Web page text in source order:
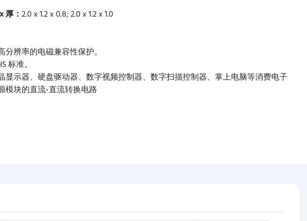
厚： 2.0 x 1.2 x 0.8; 2.0 x 1.2 x 1.0
辨率的电磁兼容性保护。
标准。
显示器、硬盘驱动器、数字视频控制器、数字扫描控制器、掌上电脑等消费电子
模块的直流-直流转换电路